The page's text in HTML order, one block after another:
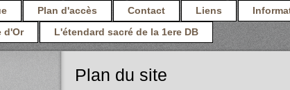
Plan d'accès Contact Liens
d'Or L'étendard sacré de la 1ere DB
Plan du site